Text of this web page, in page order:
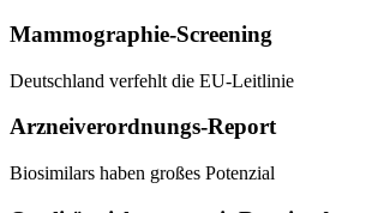
Mammographie-Screening
Deutschland verfehlt die EU-Leitlinie
Arzneiverordnungs-Report
Biosimilars haben großes Potenzial